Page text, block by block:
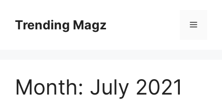
contentTrending Magz Menu
Month: July 2021